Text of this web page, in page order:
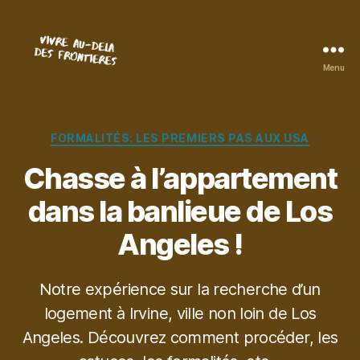
frontières
Menu
Catégories
FORMALITÉS: LES PREMIERS PAS AUX USA
Chasse à l’appartement
dans la banlieue de Los
Angeles !
Notre expérience sur la recherche d’un
logement à Irvine, ville non loin de Los
Angeles. Découvrez comment procéder, les